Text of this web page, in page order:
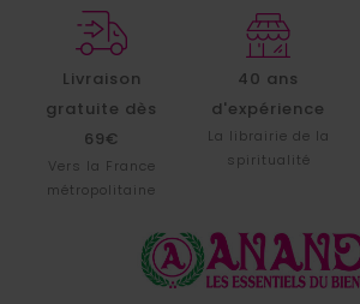
Livraison
gratuite dès
69€
Vers la France
métropolitaine
40 ans
d'expérience
La librairie de la
spiritualité